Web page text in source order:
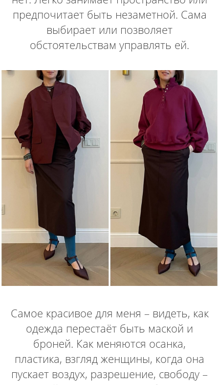
предпочитает быть незаметной. Сама
выбирает или позволяет
обстоятельствам управлять ей.
Самое красивое для меня – видеть, как
одежда перестаёт быть маской и
броней. Как меняются осанка,
пластика, взгляд женщины, когда она
пускает воздух, разрешение, свободу –